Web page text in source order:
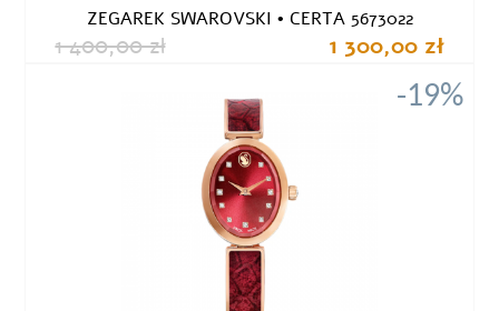
ZEGAREK SWAROVSKI • CERTA 5673022
1 400,00 zł 1 300,00 zł
-19%